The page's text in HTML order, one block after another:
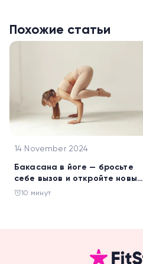
Похожие статьи
14 November 2024
Бакасана в йоге — бросьте
себе вызов и откройте новые
возможности своего тела
10 минут